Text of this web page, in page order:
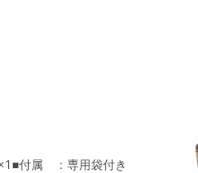
付属 ：専用袋付き